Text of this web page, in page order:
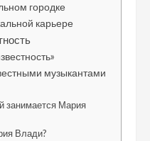
городке
карьере
музыкантами
занимается Мария
Влади?